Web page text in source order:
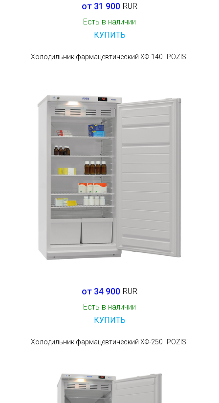
от 31 900 RUR
Есть в наличии
КУПИТЬ
Холодильник фармацевтический ХФ-140 "POZIS"
от 34 900 RUR
Есть в наличии
КУПИТЬ
Холодильник фармацевтический ХФ-250 "POZIS"